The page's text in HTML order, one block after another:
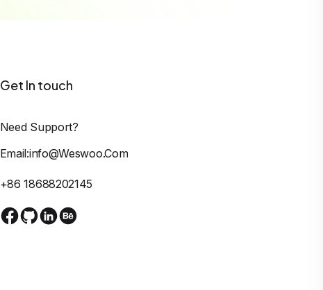
Get In touch
Need Support?
Email:info@weswoo.com
+86 18688202145